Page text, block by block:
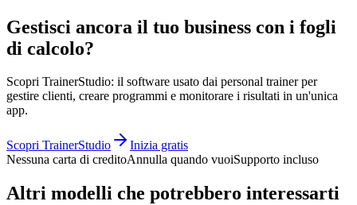
Gestisci ancora il tuo business con i fogli
di calcolo?
Scopri TrainerStudio: il software usato dai personal trainer per
gestire clienti, creare programmi e monitorare i risultati in un'unica
app.
Scopri TrainerStudio
Inizia gratis
Nessuna carta di creditoAnnulla quando vuoiSupporto incluso
Altri modelli che potrebbero interessarti